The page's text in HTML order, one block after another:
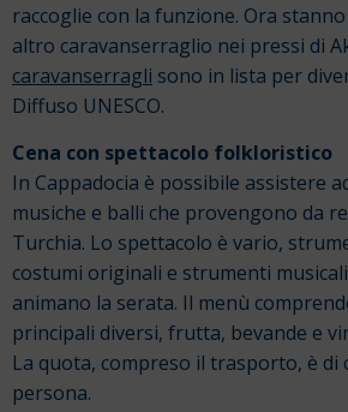
raccoglie con la funzione. Ora
altro caravanserraglio nei pressi di
caravanserragli sono in lista per
Diffuso UNESCO.
Cena con spettacolo folkloristico
In Cappadocia è possibile assistere
musiche e balli che provengono da
Turchia. Lo spettacolo è vario,
costumi originali e strumenti
animano la serata. Il menù
principali diversi, frutta, bevande e
La quota, compreso il trasporto, è di
persona.